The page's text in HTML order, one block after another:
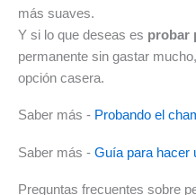
más suaves.
Y si lo que deseas es probar
permanente sin gastar
opción casera.
Saber más - Probando el
Saber más - Guía para hacer
Preguntas frecuentes sobre